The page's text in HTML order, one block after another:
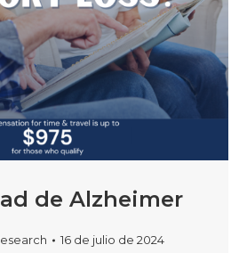
de Alzheimer
16 de julio de 2024